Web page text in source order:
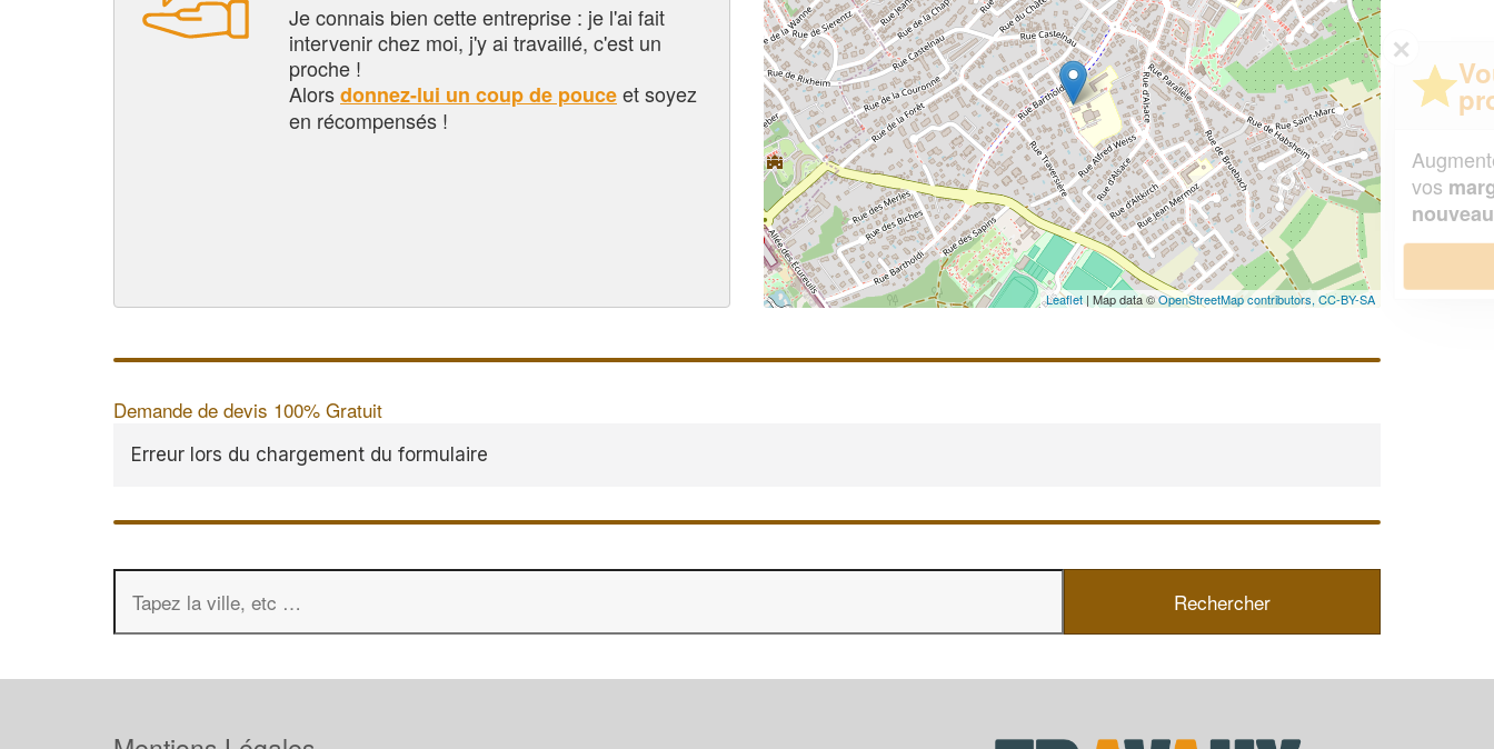
Je connais bien cette entreprise : je l'ai fait
intervenir chez moi, j'y ai travaillé, c'est un
proche !
Alorsdonnez-lui un coup de pouceet soyez
en récompensés !
Leaflet| Map data ©OpenStreetMap contributors, CC-BY-SA
Demande de devis 100% Gratuit
Erreur lors du chargement du formulaire
✕
Vous êtes un
professionnel ?
Augmentez votrechiffre d'affaireset
vosmargestout en gagnant de
nouveaux clients!
En savoir plus